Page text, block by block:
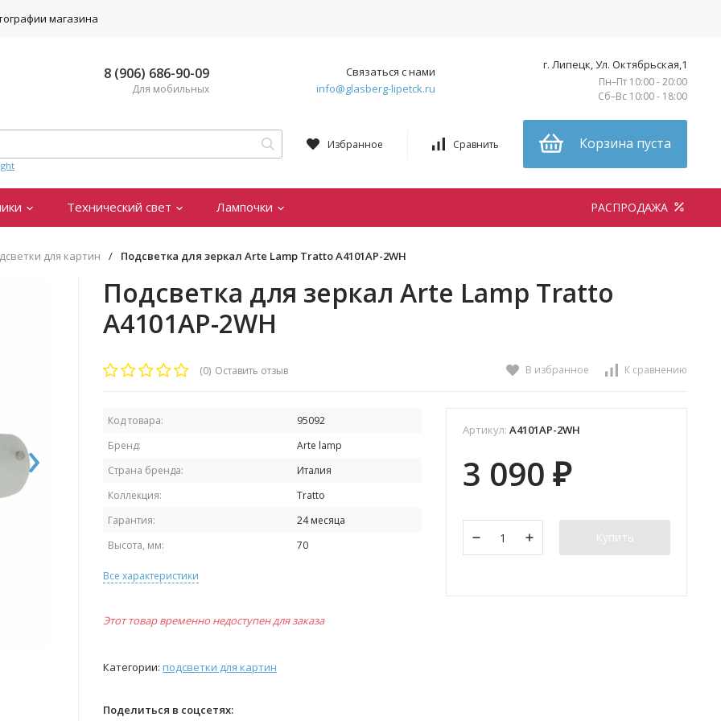
магазина
8 (906) 686-90-09
Для мобильных
Связаться с нами
info@glasberg-lipetck.ru
г. Липецк, Ул. Октябрьская,1
Пн–Пт 10:00 - 20:00
Сб–Вс 10:00 - 18:00
Избранное Сравнить Корзина пуста
Технический свет Лампочки РАСПРОДАЖА
для картин / Подсветка для зеркал Arte Lamp Tratto A4101AP-2WH
›
Подсветка для зеркал Arte Lamp Tratto
A4101AP-2WH
(0) Оставить отзыв В избранное К сравнению
Код товара:
95092
Бренд:
Arte lamp
Страна бренда:
Италия
Коллекция:
Tratto
Гарантия:
24 месяца
Высота, мм:
70
Все характеристики
Этот товар временно недоступен для заказа
Категории: подсветки для картин
Поделиться в соцсетях:
Артикул: A4101AP-2WH
3 090 ₽
Купить